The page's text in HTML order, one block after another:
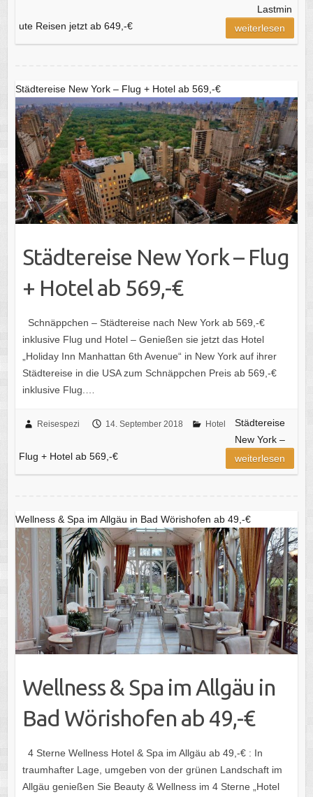
Lastmin
ute Reisen jetzt ab 649,-€
weiterlesen
Städtereise New York – Flug + Hotel ab 569,-€
Städtereise New York – Flug
+ Hotel ab 569,-€
Schnäppchen – Städtereise nach New York ab 569,-€
inklusive Flug und Hotel – Genießen sie jetzt das Hotel
„Holiday Inn Manhattan 6th Avenue“ in New York auf ihrer
Städtereise in die USA zum Schnäppchen Preis ab 569,-€
inklusive Flug.…
Reisespezi 14. September 2018 Hotel
Städtereise
New York –
Flug + Hotel ab 569,-€
weiterlesen
Wellness & Spa im Allgäu in Bad Wörishofen ab 49,-€
Wellness & Spa im Allgäu in
Bad Wörishofen ab 49,-€
4 Sterne Wellness Hotel & Spa im Allgäu ab 49,-€ : In
traumhafter Lage, umgeben von der grünen Landschaft im
Allgäu genießen Sie Beauty & Wellness im 4 Sterne „Hotel